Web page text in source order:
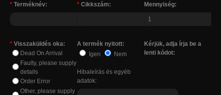
* Terméknév: * Cikkszám: Mennyiség:
* Visszaküldés oka:
Dead On Arrival
Faulty, please supply
details
Order Error
Other, please supply
A termék nyitott:
Igen
Nem
Hibaleírás és egyéb
adatok:
Kérjük, adja írja be a
lenti kódot: